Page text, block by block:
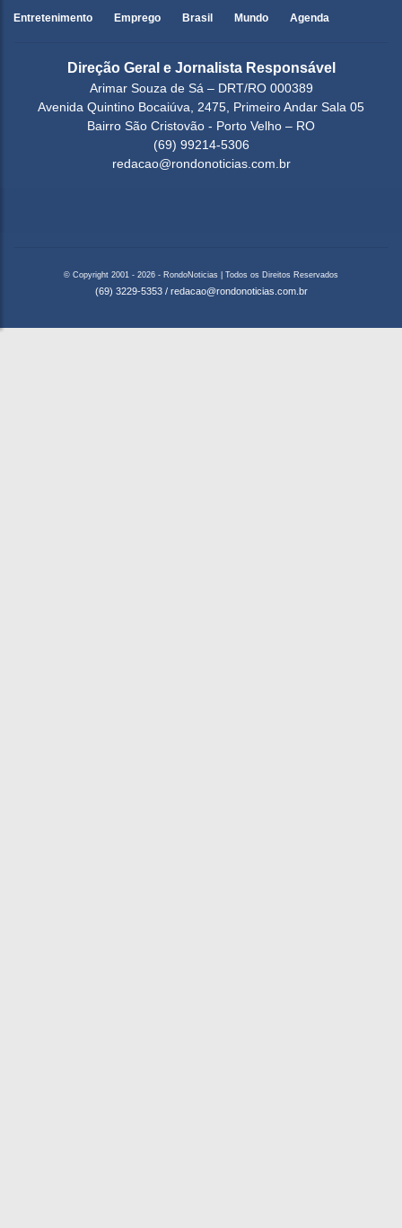
Entretenimento Emprego Brasil Mundo Agenda
Direção Geral e Jornalista Responsável
Arimar Souza de Sá – DRT/RO 000389
Avenida Quintino Bocaiúva, 2475, Primeiro Andar Sala 05
Bairro São Cristovão - Porto Velho – RO
(69) 99214-5306
redacao@rondonoticias.com.br
© Copyright 2001 - 2026 - RondoNoticias | Todos os Direitos Reservados
(69) 3229-5353 / redacao@rondonoticias.com.br